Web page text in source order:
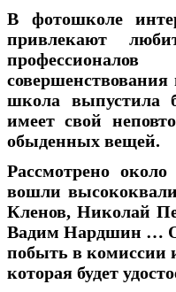
В фотошколе
привлекают
школа выпустила
имеет свой
обыденных вещей.
Рассмотрено
вошли
Кленов, Николай
Вадим Нардшин …
побыть в комиссии
которая будет